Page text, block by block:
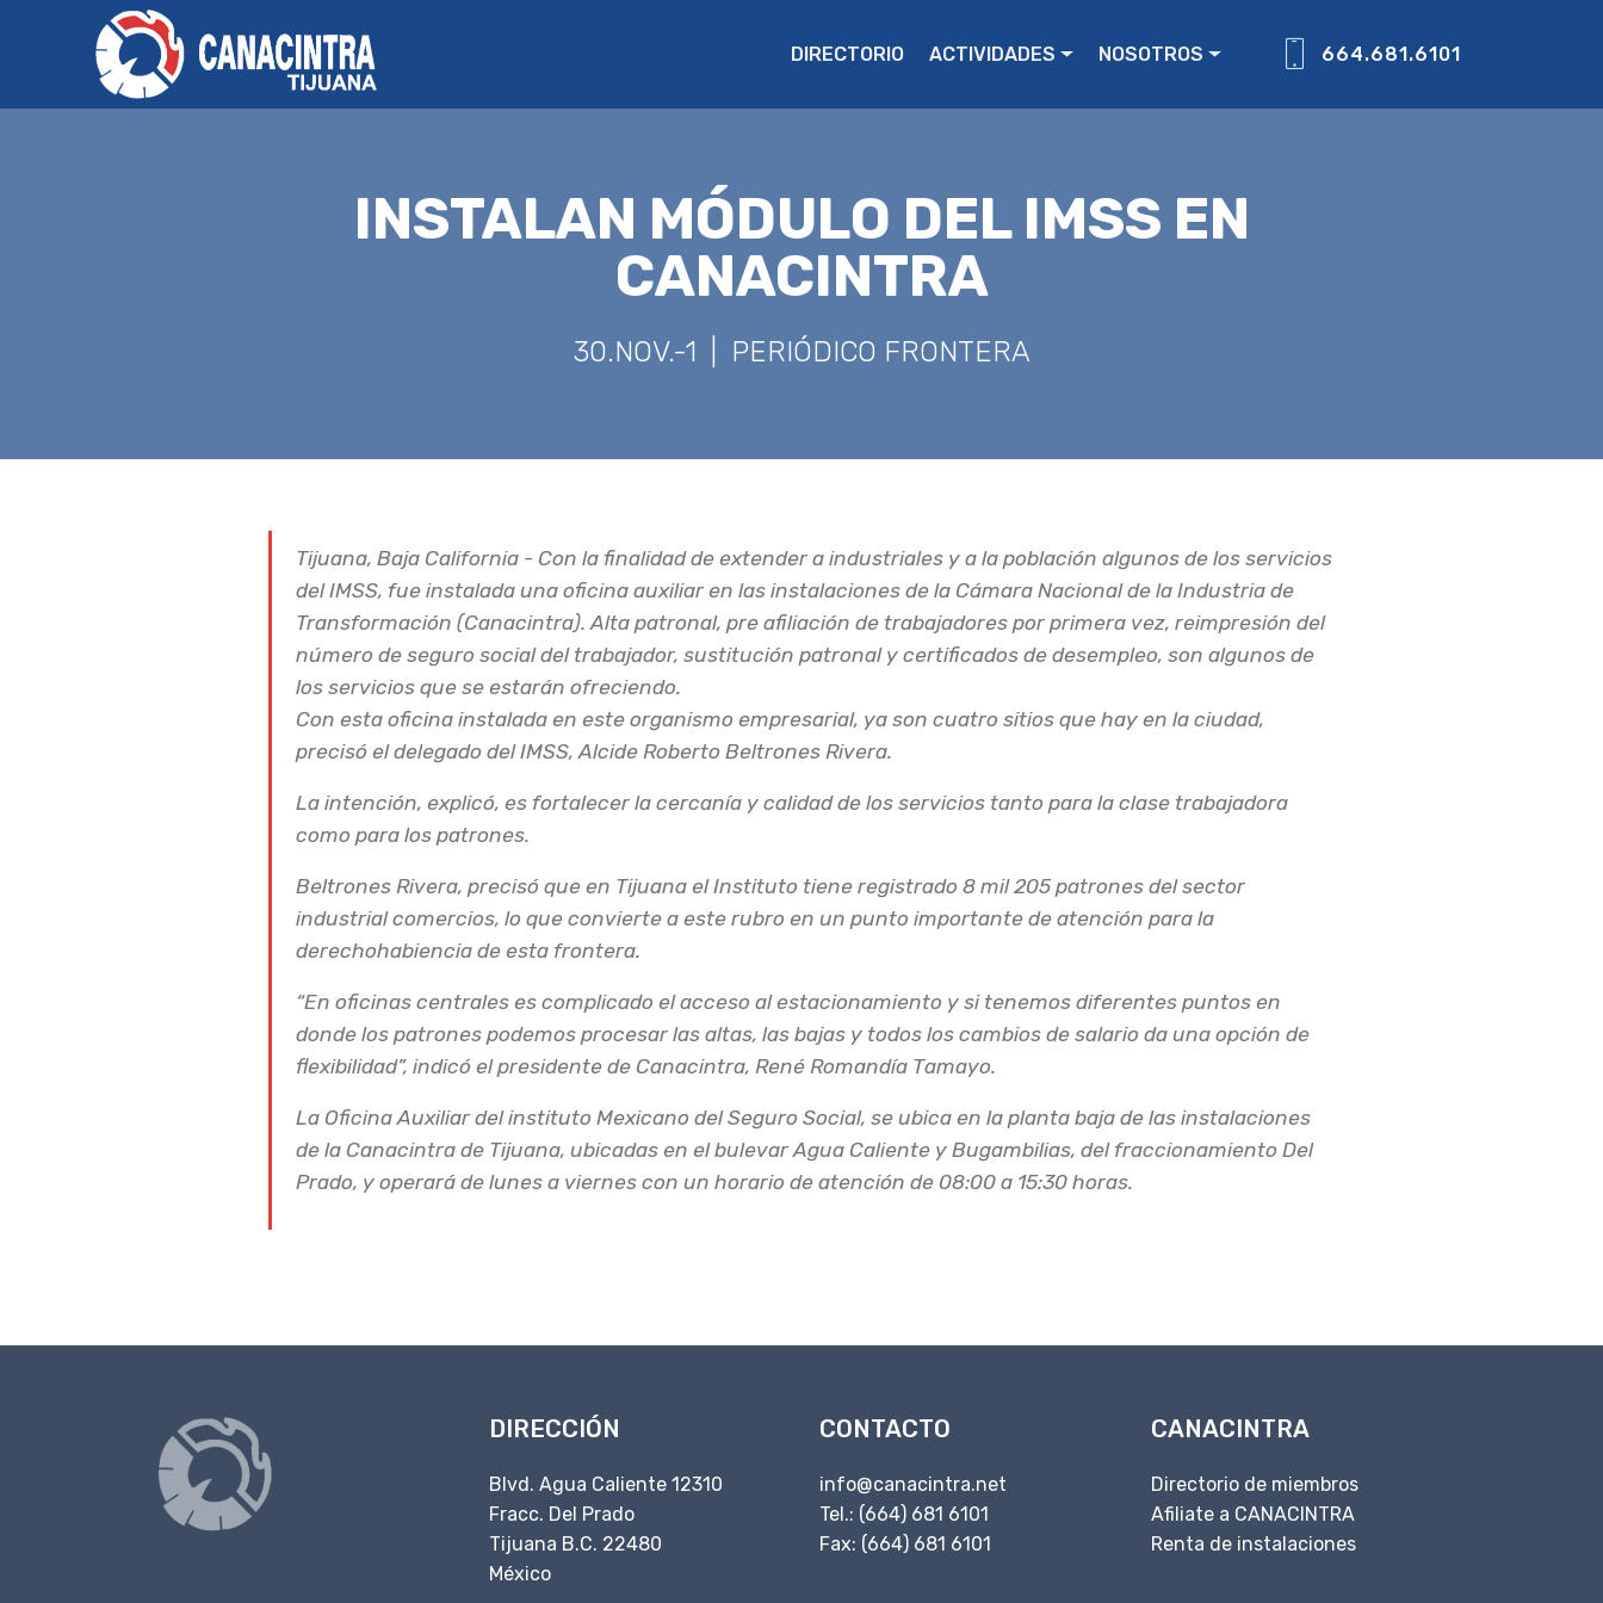
DIRECTORIO ACTIVIDADES NOSOTROS 664.681.6101
INSTALAN MÓDULO DEL IMSS EN
CANACINTRA
30.NOV.-1 | PERIÓDICO FRONTERA
Tijuana, Baja California - Con la finalidad de extender a industriales y a la población algunos de los servicios
del IMSS, fue instalada una oficina auxiliar en las instalaciones de la Cámara Nacional de la Industria de
Transformación (Canacintra). Alta patronal, pre afiliación de trabajadores por primera vez, reimpresión del
número de seguro social del trabajador, sustitución patronal y certificados de desempleo, son algunos de
los servicios que se estarán ofreciendo.
Con esta oficina instalada en este organismo empresarial, ya son cuatro sitios que hay en la ciudad,
precisó el delegado del IMSS, Alcide Roberto Beltrones Rivera.
La intención, explicó, es fortalecer la cercanía y calidad de los servicios tanto para la clase trabajadora
como para los patrones.
Beltrones Rivera, precisó que en Tijuana el Instituto tiene registrado 8 mil 205 patrones del sector
industrial comercios, lo que convierte a este rubro en un punto importante de atención para la
derechohabiencia de esta frontera.
“En oficinas centrales es complicado el acceso al estacionamiento y si tenemos diferentes puntos en
donde los patrones podemos procesar las altas, las bajas y todos los cambios de salario da una opción de
flexibilidad”, indicó el presidente de Canacintra, René Romandía Tamayo.
La Oficina Auxiliar del instituto Mexicano del Seguro Social, se ubica en la planta baja de las instalaciones
de la Canacintra de Tijuana, ubicadas en el bulevar Agua Caliente y Bugambilias, del fraccionamiento Del
Prado, y operará de lunes a viernes con un horario de atención de 08:00 a 15:30 horas.
Instalan módulo del IMSS en
CANACINTRA
DIRECCIÓN
Blvd. Agua Caliente 12310
Fracc. Del Prado
Tijuana B.C. 22480
México
CONTACTO
info@canacintra.net
Tel.: (664) 681 6101
Fax: (664) 681 6101
CANACINTRA
Directorio de miembros
Afiliate a CANACINTRA
Renta de instalaciones